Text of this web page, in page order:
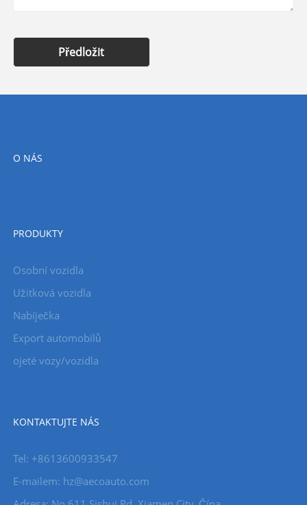
Předložit
O NÁS
PRODUKTY
Osobní vozidla
Užitková vozidla
Nabíječka
Export automobilů
ojeté vozy/vozidla
KONTAKTUJTE NÁS
Tel: +8613600933547
E-mailem: hz@aecoauto.com